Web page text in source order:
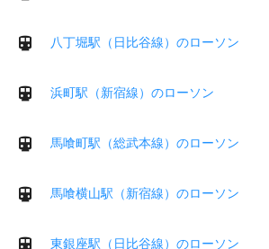
八丁堀駅（日比谷線）のローソン
浜町駅（新宿線）のローソン
馬喰町駅（総武本線）のローソン
馬喰横山駅（新宿線）のローソン
東銀座駅（日比谷線）のローソン